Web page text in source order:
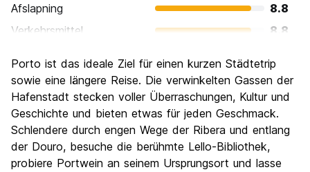
Afslapning
8.8
Verkehrsmittel
8.8
Kultur
9.1
Nachtleben / Party
8.2
Preis-Leistungsverhältnis
9.2
Porto ist das ideale Ziel für einen kurzen Städtetrip
sowie eine längere Reise. Die verwinkelten Gassen der
Hafenstadt stecken voller Überraschungen, Kultur und
Geschichte und bieten etwas für jeden Geschmack.
Schlendere durch engen Wege der Ribera und entlang
der Douro, besuche die berühmte Lello-Bibliothek,
probiere Portwein an seinem Ursprungsort und lasse